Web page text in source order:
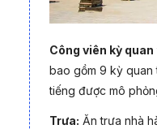
Công viên kỳ
bao gồm 9 kỳ quan
tiếng được mô
Trưa: Ăn trưa nhà